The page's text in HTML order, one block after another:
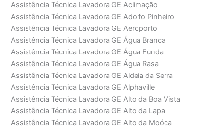
Assistência Técnica Lavadora GE Aclimação
Assistência Técnica Lavadora GE Adolfo Pinheiro
Assistência Técnica Lavadora GE Aeroporto
Assistência Técnica Lavadora GE Água Branca
Assistência Técnica Lavadora GE Água Funda
Assistência Técnica Lavadora GE Água Rasa
Assistência Técnica Lavadora GE Aldeia da Serra
Assistência Técnica Lavadora GE Alphaville
Assistência Técnica Lavadora GE Alto da Boa Vista
Assistência Técnica Lavadora GE Alto da Lapa
Assistência Técnica Lavadora GE Alto da Moóca